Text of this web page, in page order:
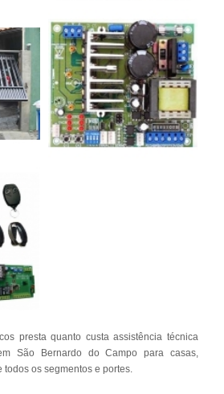
presta quanto custa assistência técnica
São Bernardo do Campo para casas,
os segmentos e portes.